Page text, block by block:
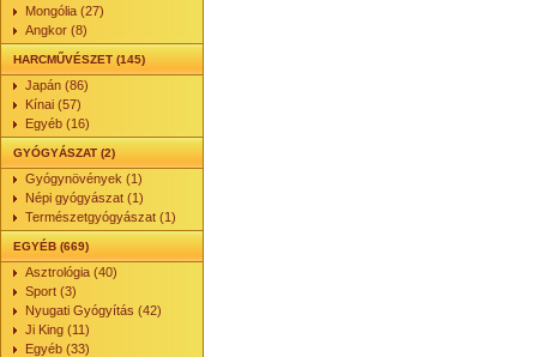
Mongólia (27)
Angkor (8)
HARCMŰVÉSZET (145)
Japán (86)
Kínai (57)
Egyéb (16)
GYÓGYÁSZAT (2)
Gyógynövények (1)
Népi gyógyászat (1)
Természetgyógyászat (1)
EGYÉB (669)
Asztrológia (40)
Sport (3)
Nyugati Gyógyítás (42)
Ji King (11)
Egyéb (33)